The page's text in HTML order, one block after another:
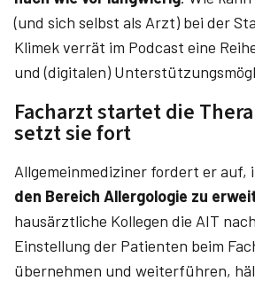
(und sich selbst als Arzt) bei der
Klimek verrät im Podcast eine
und (digitalen)
Facharzt startet die
setzt sie fort
Allgemeinmediziner fordert er auf,
den Bereich Allergologie zu
hausärztliche Kollegen die AIT
Einstellung der Patienten beim
übernehmen und weiterführen,